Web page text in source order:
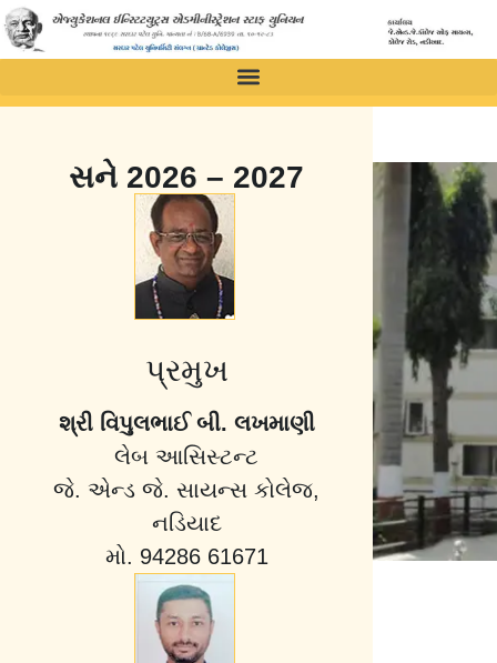
સને 2026 – 2027
પ્રમુખ
શ્રી વિપુલભાઈ બી. લખમાણી
લેબ આસિસ્ટન્ટ
જે. એન્ડ જે. સાયન્સ કોલેજ,
નડિયાદ
મો. 94286 61671